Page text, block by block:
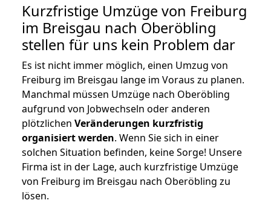
Kurzfristige Umzüge von Freiburg
im Breisgau nach Oberöbling
stellen für uns kein Problem dar
Es ist nicht immer möglich, einen Umzug von
Freiburg im Breisgau lange im Voraus zu planen.
Manchmal müssen Umzüge nach Oberöbling
aufgrund von Jobwechseln oder anderen
plötzlichen Veränderungen kurzfristig
organisiert werden. Wenn Sie sich in einer
solchen Situation befinden, keine Sorge! Unsere
Firma ist in der Lage, auch kurzfristige Umzüge
von Freiburg im Breisgau nach Oberöbling zu
lösen.